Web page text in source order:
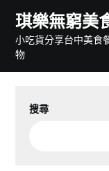
content
琪樂無窮美
小吃貨分享台中美食
物
搜尋